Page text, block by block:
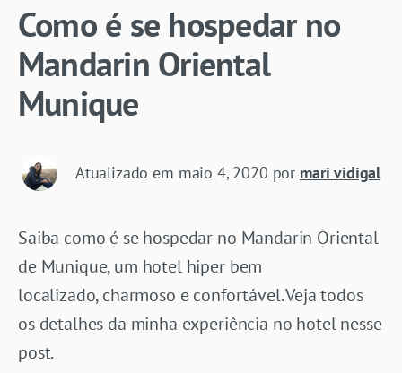
Como é se hospedar no
Mandarin Oriental
Munique
Atualizado em maio 4, 2020 por mari vidigal
Saiba como é se hospedar no Mandarin Oriental
de Munique, um hotel hiper bem
localizado, charmoso e confortável. Veja todos
os detalhes da minha experiência no hotel nesse
post.